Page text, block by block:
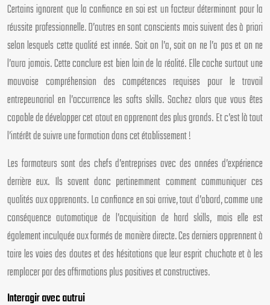
Certains ignorent que la confiance en soi est un facteur déterminant pour la
réussite professionnelle. D’autres en sont conscients mais suivent des à priori
selon lesquels cette qualité est innée. Soit on l’a, soit on ne l’a pas et on ne
l’aura jamais. Cette conclure est bien loin de la réalité. Elle cache surtout une
mauvaise compréhension des compétences requises pour le travail
entrepeunarial en l’occurrence les softs skills. Sachez alors que vous êtes
capable de développer cet atout en apprenant des plus grands. Et c’est là tout
l’intérêt de suivre une formation dans cet établissement !
Les formateurs sont des chefs d’entreprises avec des années d’expérience
derrière eux. Ils savent donc pertinemment comment communiquer ces
qualités aux apprenants. La confiance en soi arrive, tout d’abord, comme une
conséquence automatique de l’acquisition de hard skills, mais elle est
également inculquée aux formés de manière directe. Ces derniers apprennent à
taire les voies des doutes et des hésitations que leur esprit chuchote et à les
remplacer par des affirmations plus positives et constructives.
Interagir avec autrui